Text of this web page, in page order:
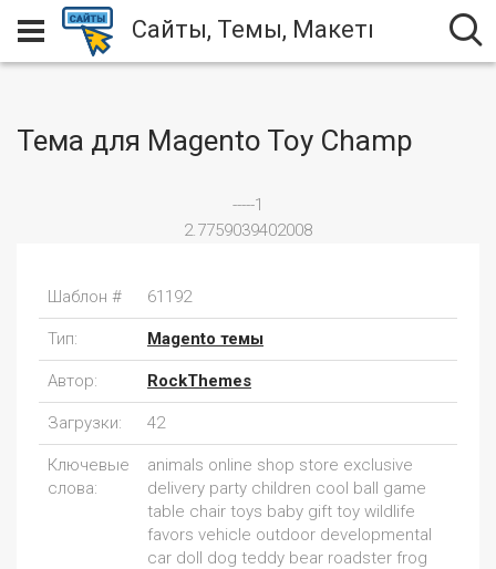
Сайты, Темы, Макеты
Тема для Magento Toy Champ
-----1
2.7759039402008
Шаблон # 61192
Тип: Magento темы
Автор: RockThemes
Загрузки: 42
Ключевые
слова:
animals online shop store exclusive
delivery party children cool ball game
table chair toys baby gift toy wildlife
favors vehicle outdoor developmental
car doll dog teddy bear roadster frog